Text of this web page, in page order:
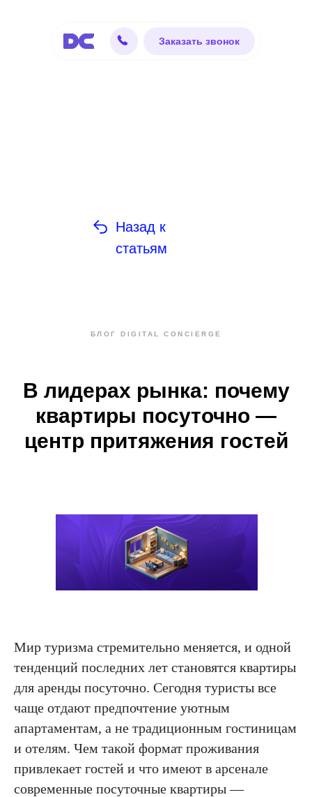
Заказать звонок
Назад к
статьям
БЛОГ DIGITAL CONCIERGE
В лидерах рынка: почему
квартиры посуточно —
центр притяжения гостей
Мир туризма стремительно меняется, и одной
тенденций последних лет становятся квартиры
для аренды посуточно. Сегодня туристы все
чаще отдают предпочтение уютным
апартаментам, а не традиционным гостиницам
и отелям. Чем такой формат проживания
привлекает гостей и что имеют в арсенале
современные посуточные квартиры —